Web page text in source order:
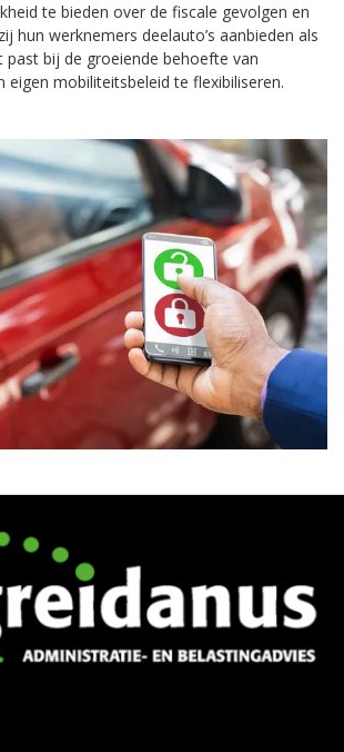
te bieden over de fiscale gevolgen en
hun werknemers deelauto’s aanbieden als
bij de groeiende behoefte van
eigen mobiliteitsbeleid te flexibiliseren.